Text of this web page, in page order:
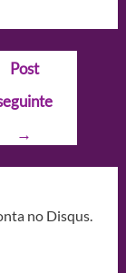
Post
→
no Disqus.